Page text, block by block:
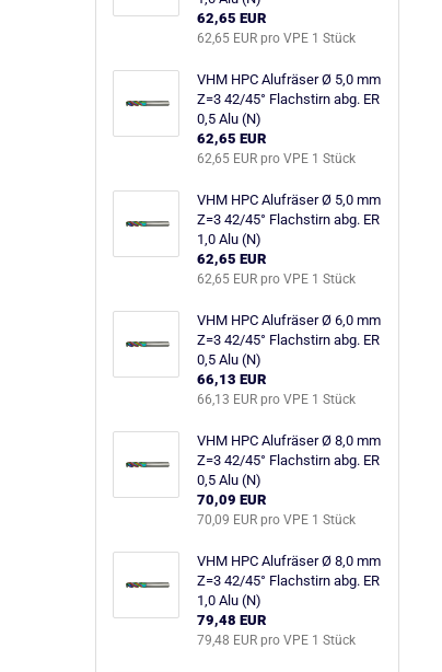
62,65 EUR
62,65 EUR pro VPE 1 Stück
VHM HPC Alufräser Ø 5,0 mm
Z=3 42/45° Flachstirn abg. ER
0,5 Alu (N)
62,65 EUR
62,65 EUR pro VPE 1 Stück
VHM HPC Alufräser Ø 5,0 mm
Z=3 42/45° Flachstirn abg. ER
1,0 Alu (N)
62,65 EUR
62,65 EUR pro VPE 1 Stück
VHM HPC Alufräser Ø 6,0 mm
Z=3 42/45° Flachstirn abg. ER
0,5 Alu (N)
66,13 EUR
66,13 EUR pro VPE 1 Stück
VHM HPC Alufräser Ø 8,0 mm
Z=3 42/45° Flachstirn abg. ER
0,5 Alu (N)
70,09 EUR
70,09 EUR pro VPE 1 Stück
VHM HPC Alufräser Ø 8,0 mm
Z=3 42/45° Flachstirn abg. ER
1,0 Alu (N)
79,48 EUR
79,48 EUR pro VPE 1 Stück